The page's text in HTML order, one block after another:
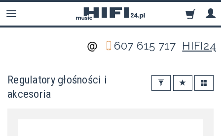
607 615 717 HIFI24
Regulatory głośności i
akcesoria